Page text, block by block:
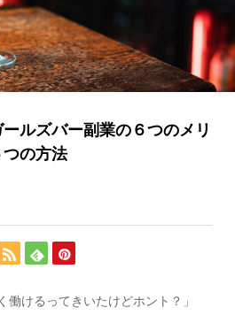
ルズバー副業の６つのメリ
の方法
働けるってきいたけどホント？」